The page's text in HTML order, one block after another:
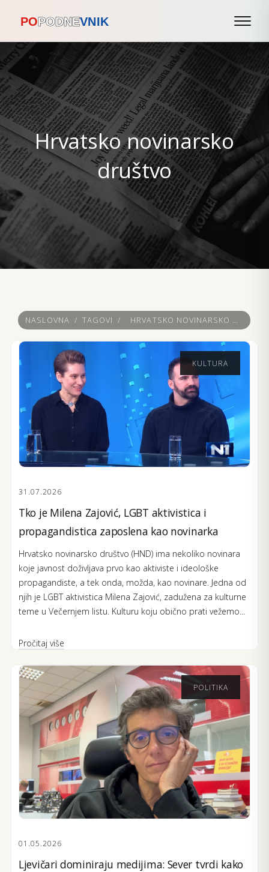
Hrvatsko novinarsko
društvo
NASLOVNA / TAGOVI / HRVATSKO NOVINARSKO DRUŠTVO
KULTURA
31.07.2026
Tko je Milena Zajović, LGBT aktivistica i
propagandistica zaposlena kao novinarka
Hrvatsko novinarsko društvo (HND) ima nekoliko novinara
koje javnost doživljava prvo kao aktiviste i ideološke
propagandiste, a tek onda, možda, kao novinare. Jedna od
njih je LGBT aktivistica Milena Zajović, zadužena za kulturne
teme u Večernjem listu. Kulturu koju obično prati vežemo...
Pročitaj više
POLITIKA
01.05.2026
Ljevičari dominiraju medijima: Sever tvrdi kako